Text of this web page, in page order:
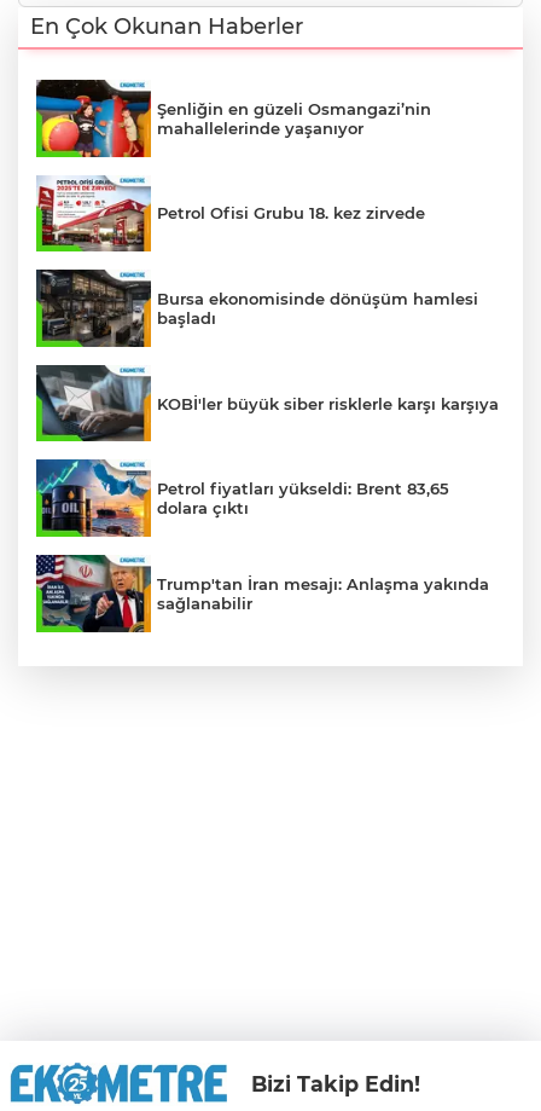
En Çok Okunan Haberler
Şenliğin en güzeli Osmangazi’nin
mahallelerinde yaşanıyor
Petrol Ofisi Grubu 18. kez zirvede
Bursa ekonomisinde dönüşüm hamlesi
başladı
KOBİ'ler büyük siber risklerle karşı karşıya
Petrol fiyatları yükseldi: Brent 83,65
dolara çıktı
Trump'tan İran mesajı: Anlaşma yakında
sağlanabilir
Bizi Takip Edin!